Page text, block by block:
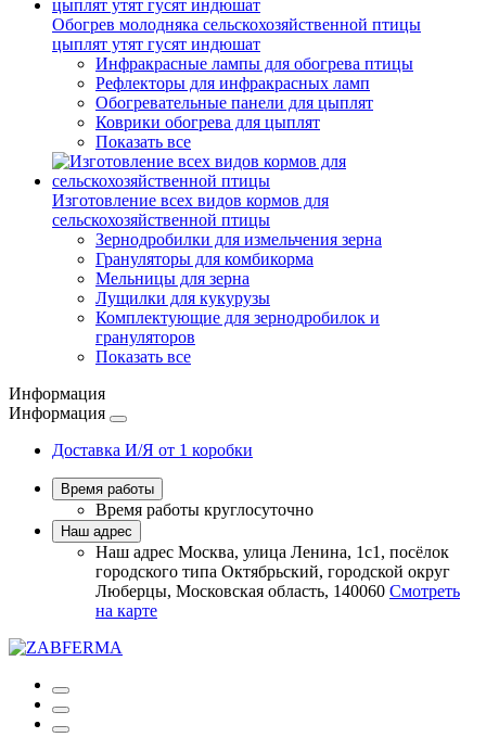
Обогрев молодняка сельскохозяйственной птицы
цыплят утят гусят индюшат
Инфракрасные лампы для обогрева птицы
Рефлекторы для инфракрасных ламп
Обогревательные панели для цыплят
Коврики обогрева для цыплят
Показать все
Изготовление всех видов кормов для
сельскохозяйственной птицы
Зернодробилки для измельчения зерна
Грануляторы для комбикорма
Мельницы для зерна
Лущилки для кукурузы
Комплектующие для зернодробилок и
грануляторов
Показать все
Информация
Информация
Доставка И/Я от 1 коробки
Время работы
Время работы круглосуточно
Наш адрес
Наш адрес Москва, улица Ленина, 1с1, посёлок
городского типа Октябрьский, городской округ
Люберцы, Московская область, 140060 Смотреть
на карте